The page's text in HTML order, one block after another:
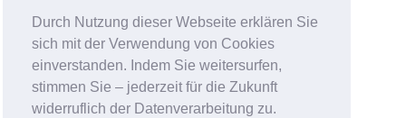
Durch Nutzung dieser Webseite erklären Sie
sich mit der Verwendung von Cookies
einverstanden. Indem Sie weitersurfen,
stimmen Sie – jederzeit für die Zukunft
widerruflich der Datenverarbeitung zu.